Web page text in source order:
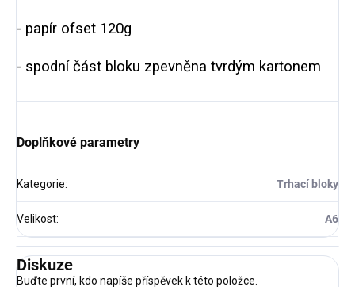
- papír ofset 120g
- spodní část bloku zpevněna tvrdým kartonem
Doplňkové parametry
Kategorie: Trhací bloky
Velikost: A6
Diskuze
Buďte první, kdo napíše příspěvek k této položce.